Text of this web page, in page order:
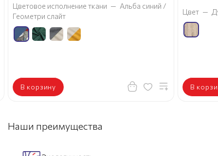
Цветовое исполнение ткани — Альба синий /
Геометри слайт
В корзину
Цвет —
В
Наши преимущества